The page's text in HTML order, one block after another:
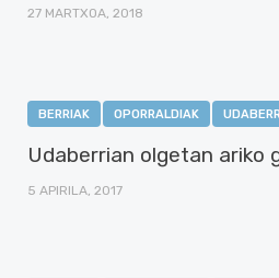
27 MARTXOA, 2018
BERRIAK OPORRALDIAK
Udaberrian olgetan ariko
5 APIRILA, 2017